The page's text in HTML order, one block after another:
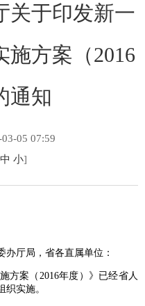
关于印发新一
施方案（2016
通知
05 07:59
中 小]
厅局，省各直属单位：
案（2016年度）》已经省人
实施。